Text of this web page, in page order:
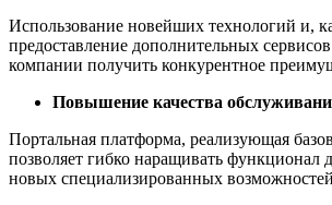
Использование новейших технологий и,
предоставление дополнительных
компании получить конкурентное
Повышение качества
Портальная платформа, реализующая
позволяет гибко наращивать функционал
новых специализированных возможностей